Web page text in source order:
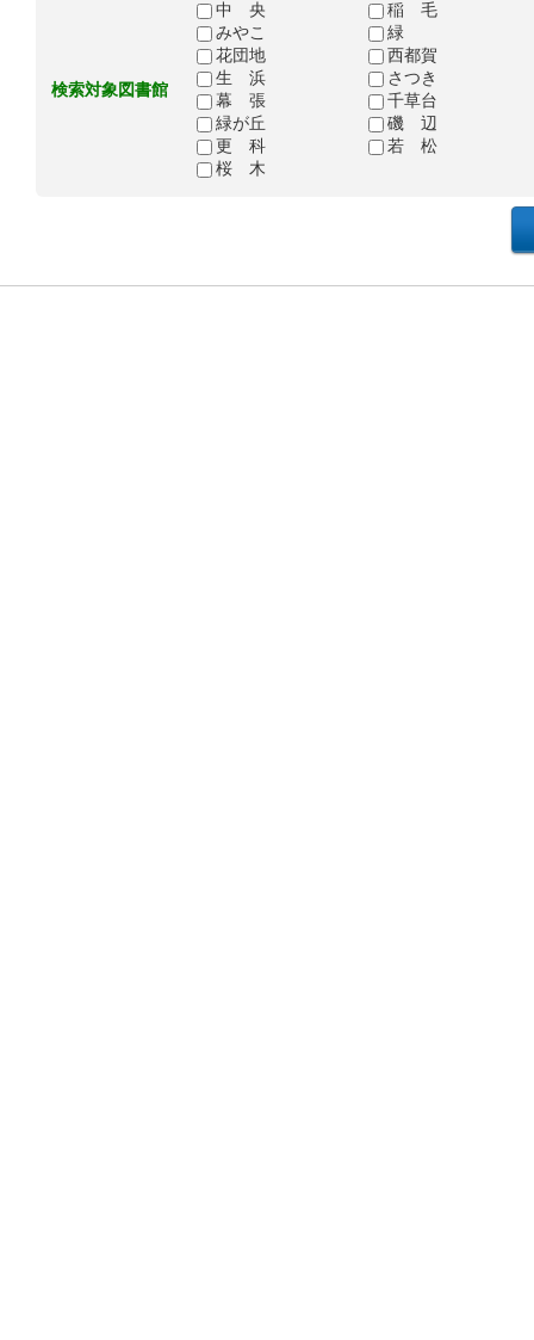
検索対象図書館
中 央
稲 毛
みやこ
緑
花団地
西都賀
生 浜
さつき
幕 張
千草台
緑が丘
磯 辺
更 科
若 松
桜 木